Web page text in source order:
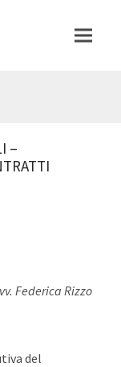
–
Federica Rizzo
del